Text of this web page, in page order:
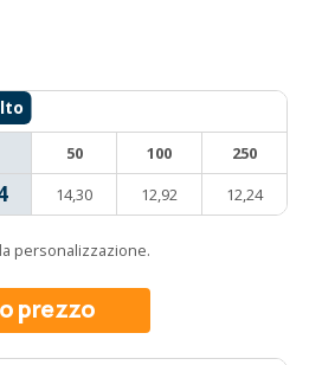
50 100
250
14,30 12,92 12,24
personalizzazione.
prezzo